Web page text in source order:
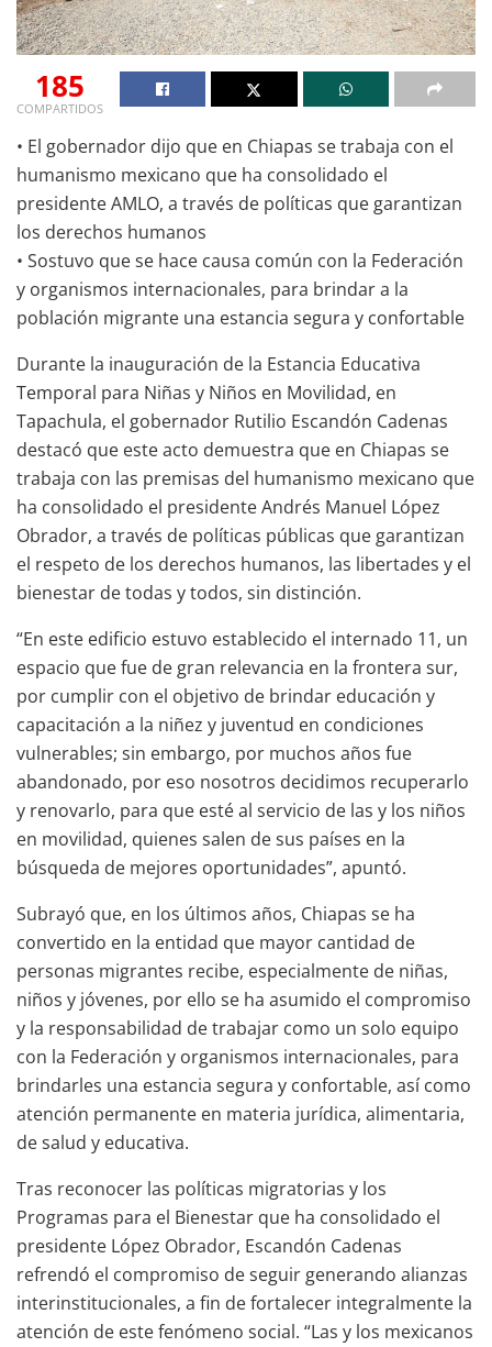
185
COMPARTIDOS
• El gobernador dijo que en Chiapas se trabaja con el
humanismo mexicano que ha consolidado el
presidente AMLO, a través de políticas que garantizan
los derechos humanos
• Sostuvo que se hace causa común con la Federación
y organismos internacionales, para brindar a la
población migrante una estancia segura y confortable
Durante la inauguración de la Estancia Educativa
Temporal para Niñas y Niños en Movilidad, en
Tapachula, el gobernador Rutilio Escandón Cadenas
destacó que este acto demuestra que en Chiapas se
trabaja con las premisas del humanismo mexicano que
ha consolidado el presidente Andrés Manuel López
Obrador, a través de políticas públicas que garantizan
el respeto de los derechos humanos, las libertades y el
bienestar de todas y todos, sin distinción.
“En este edificio estuvo establecido el internado 11, un
espacio que fue de gran relevancia en la frontera sur,
por cumplir con el objetivo de brindar educación y
capacitación a la niñez y juventud en condiciones
vulnerables; sin embargo, por muchos años fue
abandonado, por eso nosotros decidimos recuperarlo
y renovarlo, para que esté al servicio de las y los niños
en movilidad, quienes salen de sus países en la
búsqueda de mejores oportunidades”, apuntó.
Subrayó que, en los últimos años, Chiapas se ha
convertido en la entidad que mayor cantidad de
personas migrantes recibe, especialmente de niñas,
niños y jóvenes, por ello se ha asumido el compromiso
y la responsabilidad de trabajar como un solo equipo
con la Federación y organismos internacionales, para
brindarles una estancia segura y confortable, así como
atención permanente en materia jurídica, alimentaria,
de salud y educativa.
Tras reconocer las políticas migratorias y los
Programas para el Bienestar que ha consolidado el
presidente López Obrador, Escandón Cadenas
refrendó el compromiso de seguir generando alianzas
interinstitucionales, a fin de fortalecer integralmente la
atención de este fenómeno social. “Las y los mexicanos